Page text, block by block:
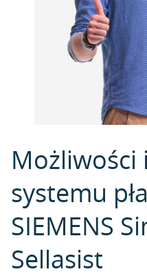
Możliwości
systemu
SIEMENS
Sellasist